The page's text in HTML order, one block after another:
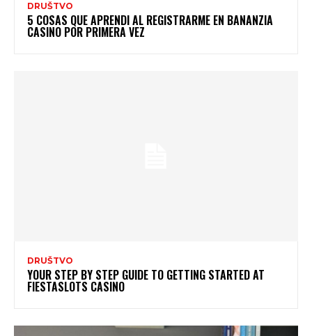
DRUŠTVO
5 COSAS QUE APRENDI AL REGISTRARME EN BANANZIA
CASINO POR PRIMERA VEZ
DRUŠTVO
YOUR STEP BY STEP GUIDE TO GETTING STARTED AT
FIESTASLOTS CASINO